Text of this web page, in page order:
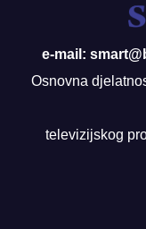
e-mail:
Osnovna
televizijskog